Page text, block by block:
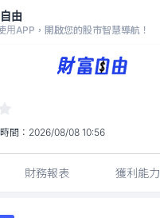
由
用APP，開啟您的股市智慧導航！
-
間： 2026/08/08 10:56
財務報表 獲利能力